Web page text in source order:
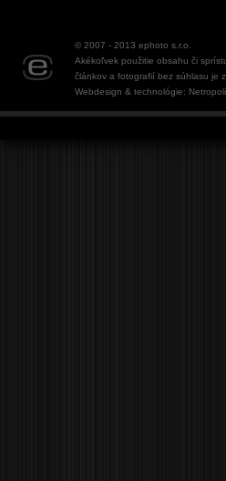
© 2007 - 2013 ephoto s.r.o.
Akékoľvek použitie obsahu či
článkov a fotografií bez súhlasu je
Webdesign & technológie: